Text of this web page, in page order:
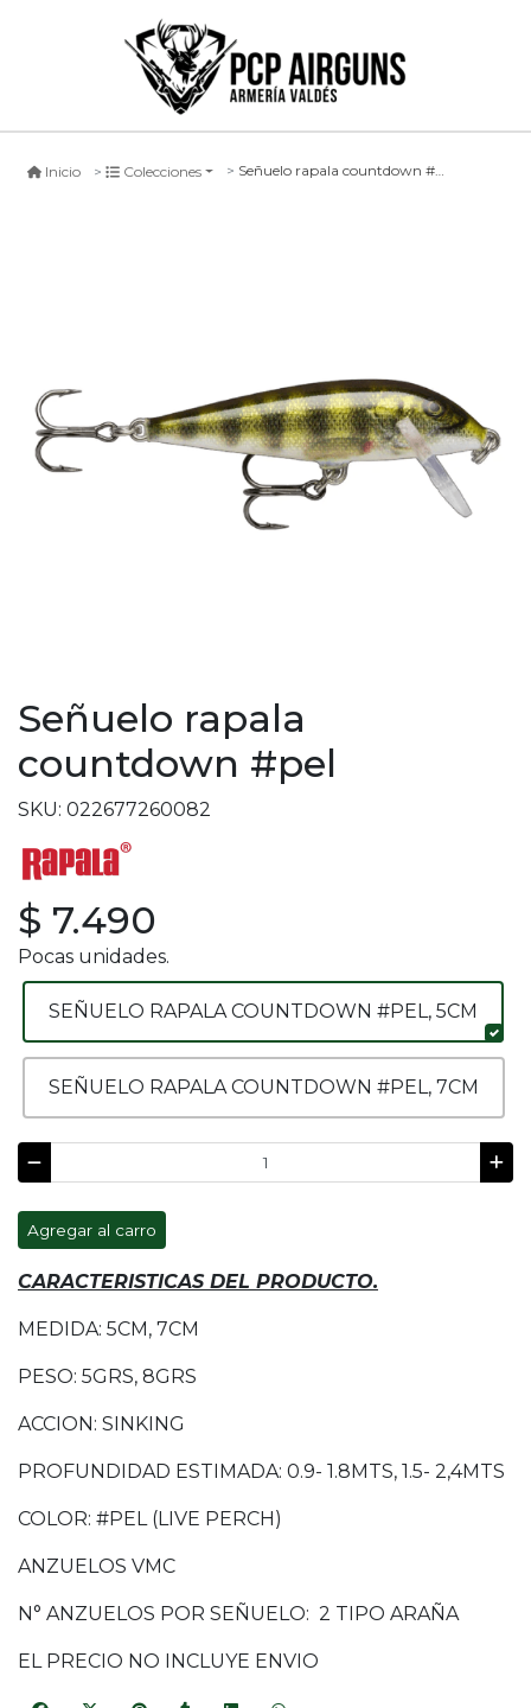
Inicio Colecciones Señuelo rapala countdown #pel
Señuelo rapala
countdown #pel
SKU: 022677260082
$ 7.490
Pocas unidades.
SEÑUELO RAPALA COUNTDOWN #PEL, 5CM
SEÑUELO RAPALA COUNTDOWN #PEL, 7CM
Agregar al carro
CARACTERISTICAS DEL PRODUCTO.
MEDIDA: 5CM, 7CM
PESO: 5GRS, 8GRS
ACCION: SINKING
PROFUNDIDAD ESTIMADA: 0.9- 1.8MTS, 1.5- 2,4MTS
COLOR: #PEL (LIVE PERCH)
ANZUELOS VMC
N° ANZUELOS POR SEÑUELO: 2 TIPO ARAÑA
EL PRECIO NO INCLUYE ENVIO